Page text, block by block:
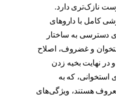
نازک‌تری دارد.
کامل با داروهای
دسترسی به ساختار
و غضروف، اصلاح
در نهایت بخیه زدن
که به
هستند، ویژگی‌های